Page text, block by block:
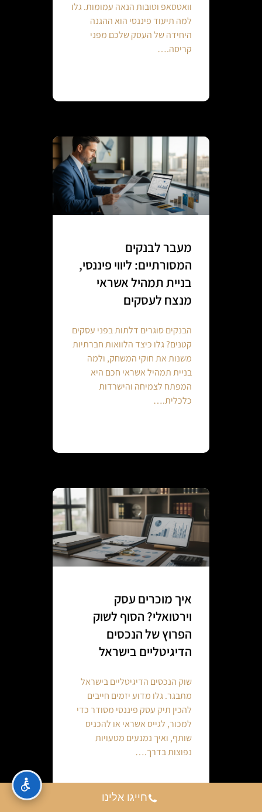
וואטסאפ וטובות הנאה עמומות. גלו
למה תיעוד פיננסי הוא ההגנה
היחידה של העסק שלכם מפני
קריסה.…
מעבר לבנקים
המסורתיים: ליווי פיננסי,
בניית תמהיל אשראי
מנצח לעסקים
הבנקים סוגרים דלתות בפני עסקים
קטנים? גלו כיצד הלוואות חברתיות
משנות את חוקי המשחק, ולמה
בניית תמהיל אשראי חכם היא
המפתח לצמיחה והישרדות
כלכלית.…
איך מוכרים עסק
וירטואלי? הסוף לשוק
הפרוץ של הנכסים
הדיגיטליים בישראל
שוק הנכסים הדיגיטליים בישראל
מתבגר. גלו מדוע יזמים חייבים
להכין תיק עסק פיננסי מסודר כדי
למכור, לגייס אשראי או להכניס
שותף, ואיך נמנעים מטעויות
נפוצות בדרך.…
Continue reading
חייגו אלינו